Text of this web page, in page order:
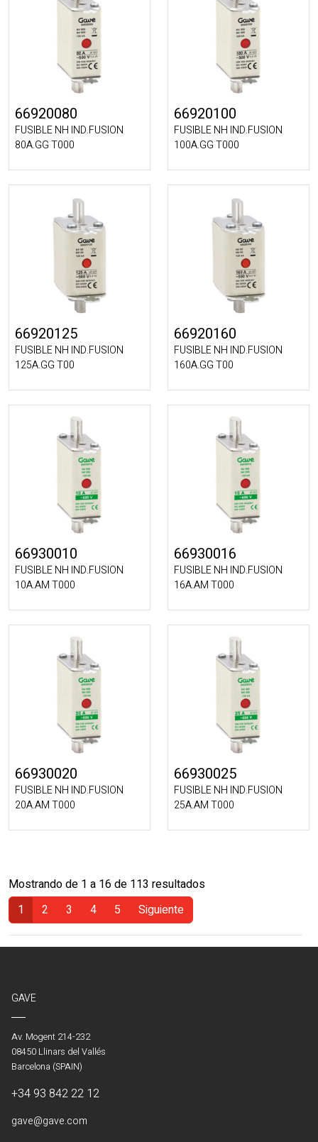
66920080
FUSIBLE NH IND.FUSION
80A.GG T000
66920100
FUSIBLE NH IND.FUSION
100A.GG T000
66920125
FUSIBLE NH IND.FUSION
125A.GG T00
66920160
FUSIBLE NH IND.FUSION
160A.GG T00
66930010
FUSIBLE NH IND.FUSION
10A.AM T000
66930016
FUSIBLE NH IND.FUSION
16A.AM T000
66930020
FUSIBLE NH IND.FUSION
20A.AM T000
66930025
FUSIBLE NH IND.FUSION
25A.AM T000
Mostrando de 1 a 16 de 113 resultados
1
(Actual)
2 3 4 5 Siguiente
GAVE
Av. Mogent 214-232
08450 Llinars del Vallés
Barcelona (SPAIN)
+34 93 842 22 12
gave@gave.com